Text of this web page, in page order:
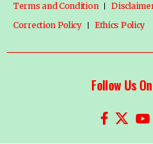
Terms and Condition
Correction Policy
Ethics Policy
Follow Us